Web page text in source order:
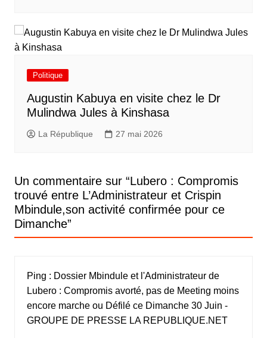
Politique
Augustin Kabuya en visite chez le Dr
Mulindwa Jules à Kinshasa
La République 27 mai 2026
Un commentaire sur “Lubero : Compromis
trouvé entre L’Administrateur et Crispin
Mbindule,son activité confirmée pour ce
Dimanche”
Ping : Dossier Mbindule et l'Administrateur de
Lubero : Compromis avorté, pas de Meeting moins
encore marche ou Défilé ce Dimanche 30 Juin -
GROUPE DE PRESSE LA REPUBLIQUE.NET